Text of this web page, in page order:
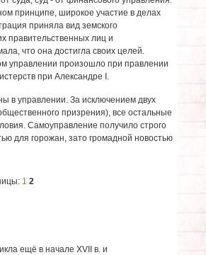
принципе, широкое участие в делах
приняла вид земского
правительственных лиц и
что она достигла своих целей.
управлении произошло при правлении
при Александре I.
в управлении. За исключением двух
призрения), все остальные
Самоуправление получило строго
для горожан, зато громадной новостью
1 2
ещё в начале XVII в. и